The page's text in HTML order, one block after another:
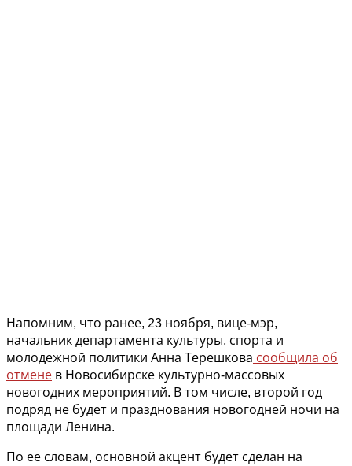
Напомним, что ранее, 23 ноября, вице-мэр,
начальник департамента культуры, спорта и
молодежной политики Анна Терешкова сообщила об
отмене в Новосибирске культурно-массовых
новогодних мероприятий. В том числе, второй год
подряд не будет и празднования новогодней ночи на
площади Ленина.
По ее словам, основной акцент будет сделан на